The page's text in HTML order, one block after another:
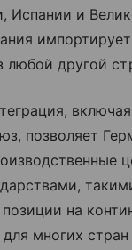
Испании и
любой другой
позволяет
на
многих стран